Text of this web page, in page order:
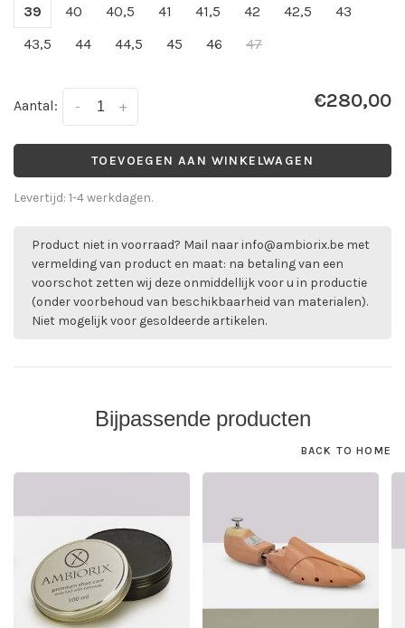
39 40 40,5 41 41,5 42 42,5
43
43,5
44 44,5 45 46 47
Aantal: +
- €280,00
TOEVOEGEN AAN WINKELWAGEN
Levertijd: 1-4 werkdagen.
Product niet in voorraad? Mail naarinfo@ambiorix.be met
vermelding van product en maat: na betaling van een
voorschot zetten wij deze onmiddellijk voor u in productie
(onder voorbehoud van beschikbaarheid van materialen).
Niet mogelijk voor gesoldeerde artikelen.
Bijpassende producten
BACK TO HOME